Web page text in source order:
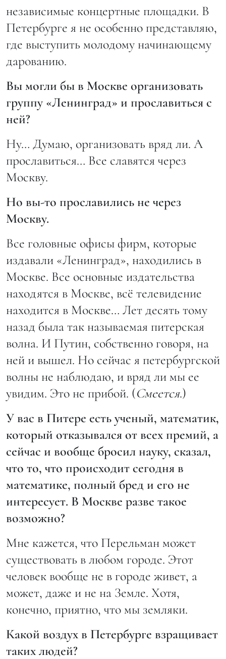
независимые концертные площадки. В
Петербурге я не особенно представляю,
где выступить молодому начинающему
дарованию.
Вы могли бы в Москве организовать
группу «Ленинград» и прославиться с
ней?
Ну… Думаю, организовать вряд ли. А
прославиться… Все славятся через
Москву.
Но вы-то прославились не через
Москву.
Все головные офисы фирм, которые
издавали «Ленинград», находились в
Москве. Все основные издательства
находятся в Москве, всё телевидение
находится в Москве… Лет десять тому
назад была так называемая питерская
волна. И Путин, собственно говоря, на
ней и вышел. Но сейчас я петербургской
волны не наблюдаю, и вряд ли мы ее
увидим. Это не прибой. (Смеется.)
У вас в Питере есть ученый, математик,
который отказывался от всех премий, а
сейчас и вообще бросил науку, сказал,
что то, что происходит сегодня в
математике, полный бред и его не
интересует. В Москве разве такое
возможно?
Мне кажется, что Перельман может
существовать в любом городе. Этот
человек вообще не в городе живет, а
может, даже и не на Земле. Хотя,
конечно, приятно, что мы земляки.
Какой воздух в Петербурге взращивает
таких людей?